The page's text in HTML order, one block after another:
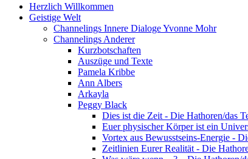
Herzlich Willkommen
Geistige Welt
Channelings Innere Dialoge Yvonne Mohr
Channelings Anderer
Kurzbotschaften
Auszüge und Texte
Pamela Kribbe
Ann Albers
Arkayla
Peggy Black
Dies ist die Zeit - Die Hathoren/das
Euer physischer Körper ist ein
Vortex aus Bewusstseins-Energie -
Zeitlinien Eurer Realität - Die